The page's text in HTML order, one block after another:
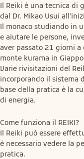
Il Reiki è una tecnica di
dal Dr. Mikao Usui
Il monaco studiando in
e aiutare le persone,
aver passato 21 giorni
monte kurama in
Varie rivisitazioni del
incorporando il sistema
base della pratica è la
di energia.
Come funziona il REIKI?
Il Reiki può essere
è necessario vedere la
pratica.